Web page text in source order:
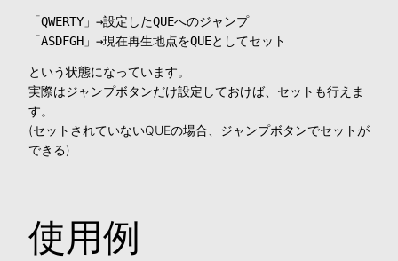
「QWERTY」→設定したQUEへのジャンプ
「ASDFGH」→現在再生地点をQUEとしてセット
という状態になっています。
実際はジャンプボタンだけ設定しておけば、セットも行えま
す。
(セットされていないQUEの場合、ジャンプボタンでセットが
できる)
使用例